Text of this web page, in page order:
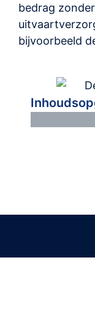
bedrag
bijvoorbeeld